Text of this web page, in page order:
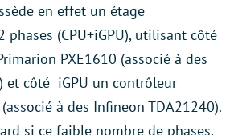
en effet un étage
phases (CPU+iGPU), utilisant côté
PXE1610 (associé à des
et côté iGPU un contrôleur
à des Infineon TDA21240).
si ce faible nombre de phases,